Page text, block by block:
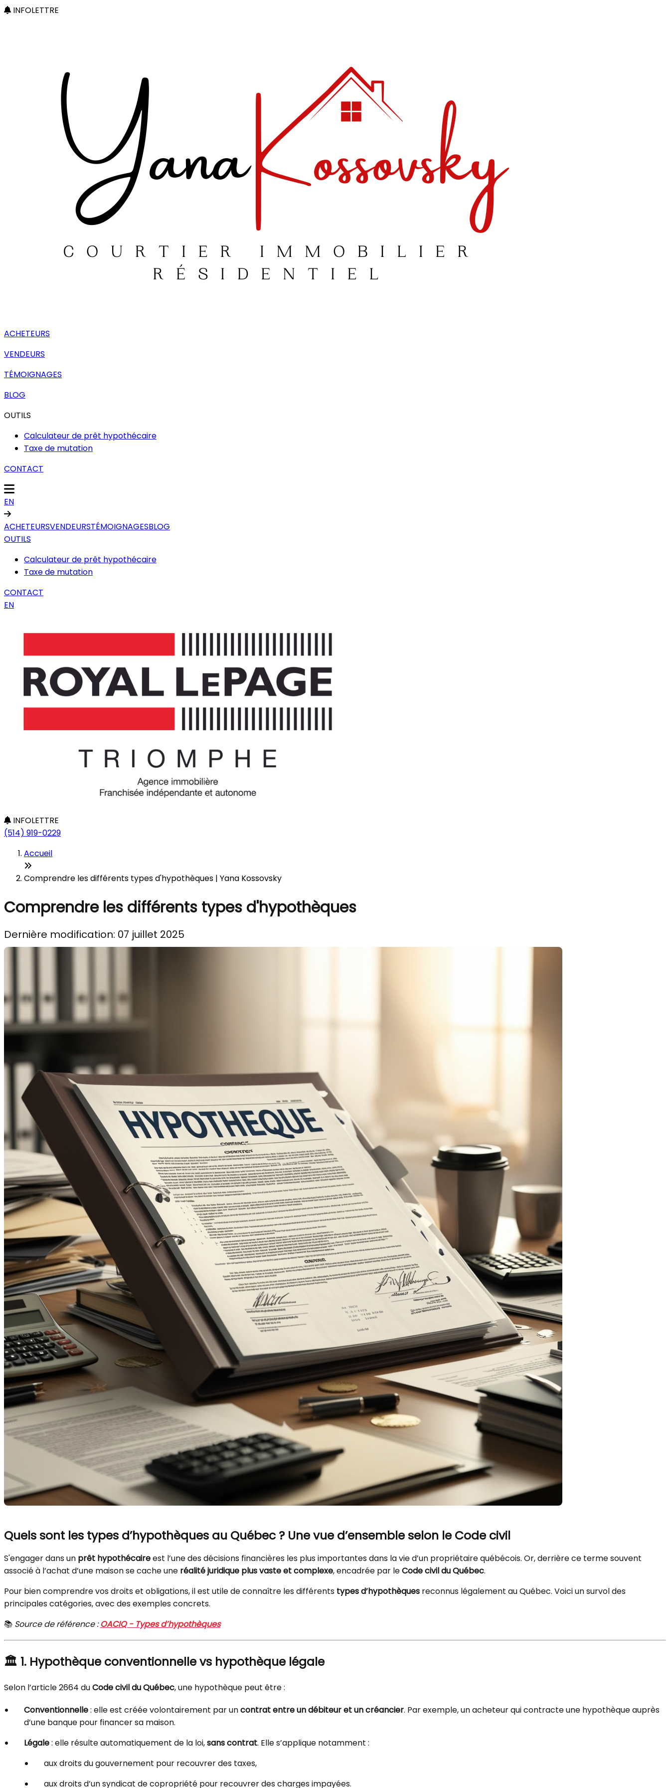
INFOLETTRE
ACHETEURS
VENDEURS
TÉMOIGNAGES
BLOG
OUTILS
Calculateur de prêt hypothécaire
Taxe de mutation
CONTACT
EN
ACHETEURSVENDEURSTÉMOIGNAGESBLOG
OUTILS
Calculateur de prêt hypothécaire
Taxe de mutation
CONTACT
EN
INFOLETTRE
(514) 919-0229
Accueil
Comprendre les différents types d'hypothèques | Yana Kossovsky
Comprendre les différents types d'hypothèques
Dernière modification: 07 juillet 2025
Quels sont les types d’hypothèques au Québec ? Une vue d’ensemble selon le Code civil
S'engager dans un prêt hypothécaireest l’une des décisions financières les plus importantes dans la vie d’un propriétaire québécois. Or, derrière ce terme souvent
associé à l’achat d’une maison se cache une réalité juridique plus vaste et complexe, encadrée par leCode civil du Québec.
Pour bien comprendre vos droits et obligations, il est utile de connaître les différents types d’hypothèques reconnus légalement au Québec. Voici un survol des
principales catégories, avec des exemples concrets.
📚 Source de référence :OACIQ - Types d’hypothèques
🏛️ 1. Hypothèque conventionnelle vs hypothèque légale
Selon l’article 2664 duCode civil du Québec, une hypothèque peut être :
Conventionnelle: elle est créée volontairement par uncontrat entre un débiteur et un créancier. Par exemple, un acheteur qui contracte une hypothèque auprès
d’une banque pour financer sa maison.
Légale: elle résulte automatiquement de la loi,sans contrat. Elle s’applique notamment :
aux droits du gouvernement pour recouvrer des taxes,
aux droits d’un syndicat de copropriété pour recouvrer des charges impayées.